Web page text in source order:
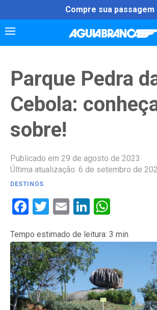
to
content
Compre sua passagem
Parque Pedra
Cebola:
sobre!
Publicado em 29 de agosto de 2023
Última atualização: 6 de setembro de
DESTINOS
Facebook
Twitter
EmailLinkedIn
Tempo estimado de leitura: 3 min